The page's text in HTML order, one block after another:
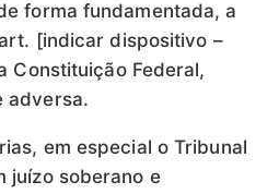
forma fundamentada, a
[indicar dispositivo –
Constituição Federal,
adversa.
em especial o Tribunal
juízo soberano e